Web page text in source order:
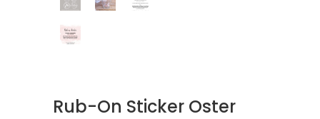
Rub-On Sticker Oster